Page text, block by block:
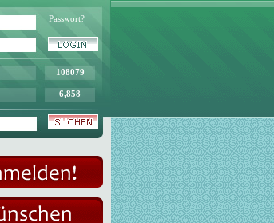
Passwort?
108079
6,858